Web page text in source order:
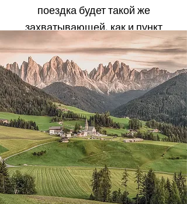
поездка будет такой же
захватывающей, как и пункт
назначения.